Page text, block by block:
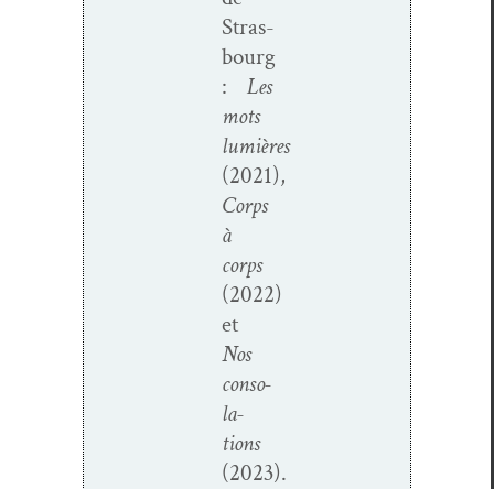
Stras­
bourg
: Les
mots
lumières
(2021),
Corps
à
corps
(2022)
et
Nos
con­so­
la­
tions
(2023).